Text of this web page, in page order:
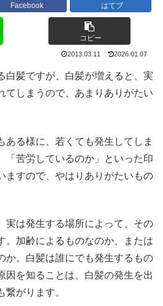
Facebook はてブ
コピー
2013.03.11 2026.01.07
白髪ですが、白髪が増えると、実
てしまうので、あまりありがたい
ある様に、若くても発生してしま
「苦労しているのか」といった印
ますので、やはりありがたいもの
実は発生する場所によって、その
。加齢によるものなのか、または
か。白髪は誰にでも発生するもの
因を知ることは、白髪の発生を出
がります。